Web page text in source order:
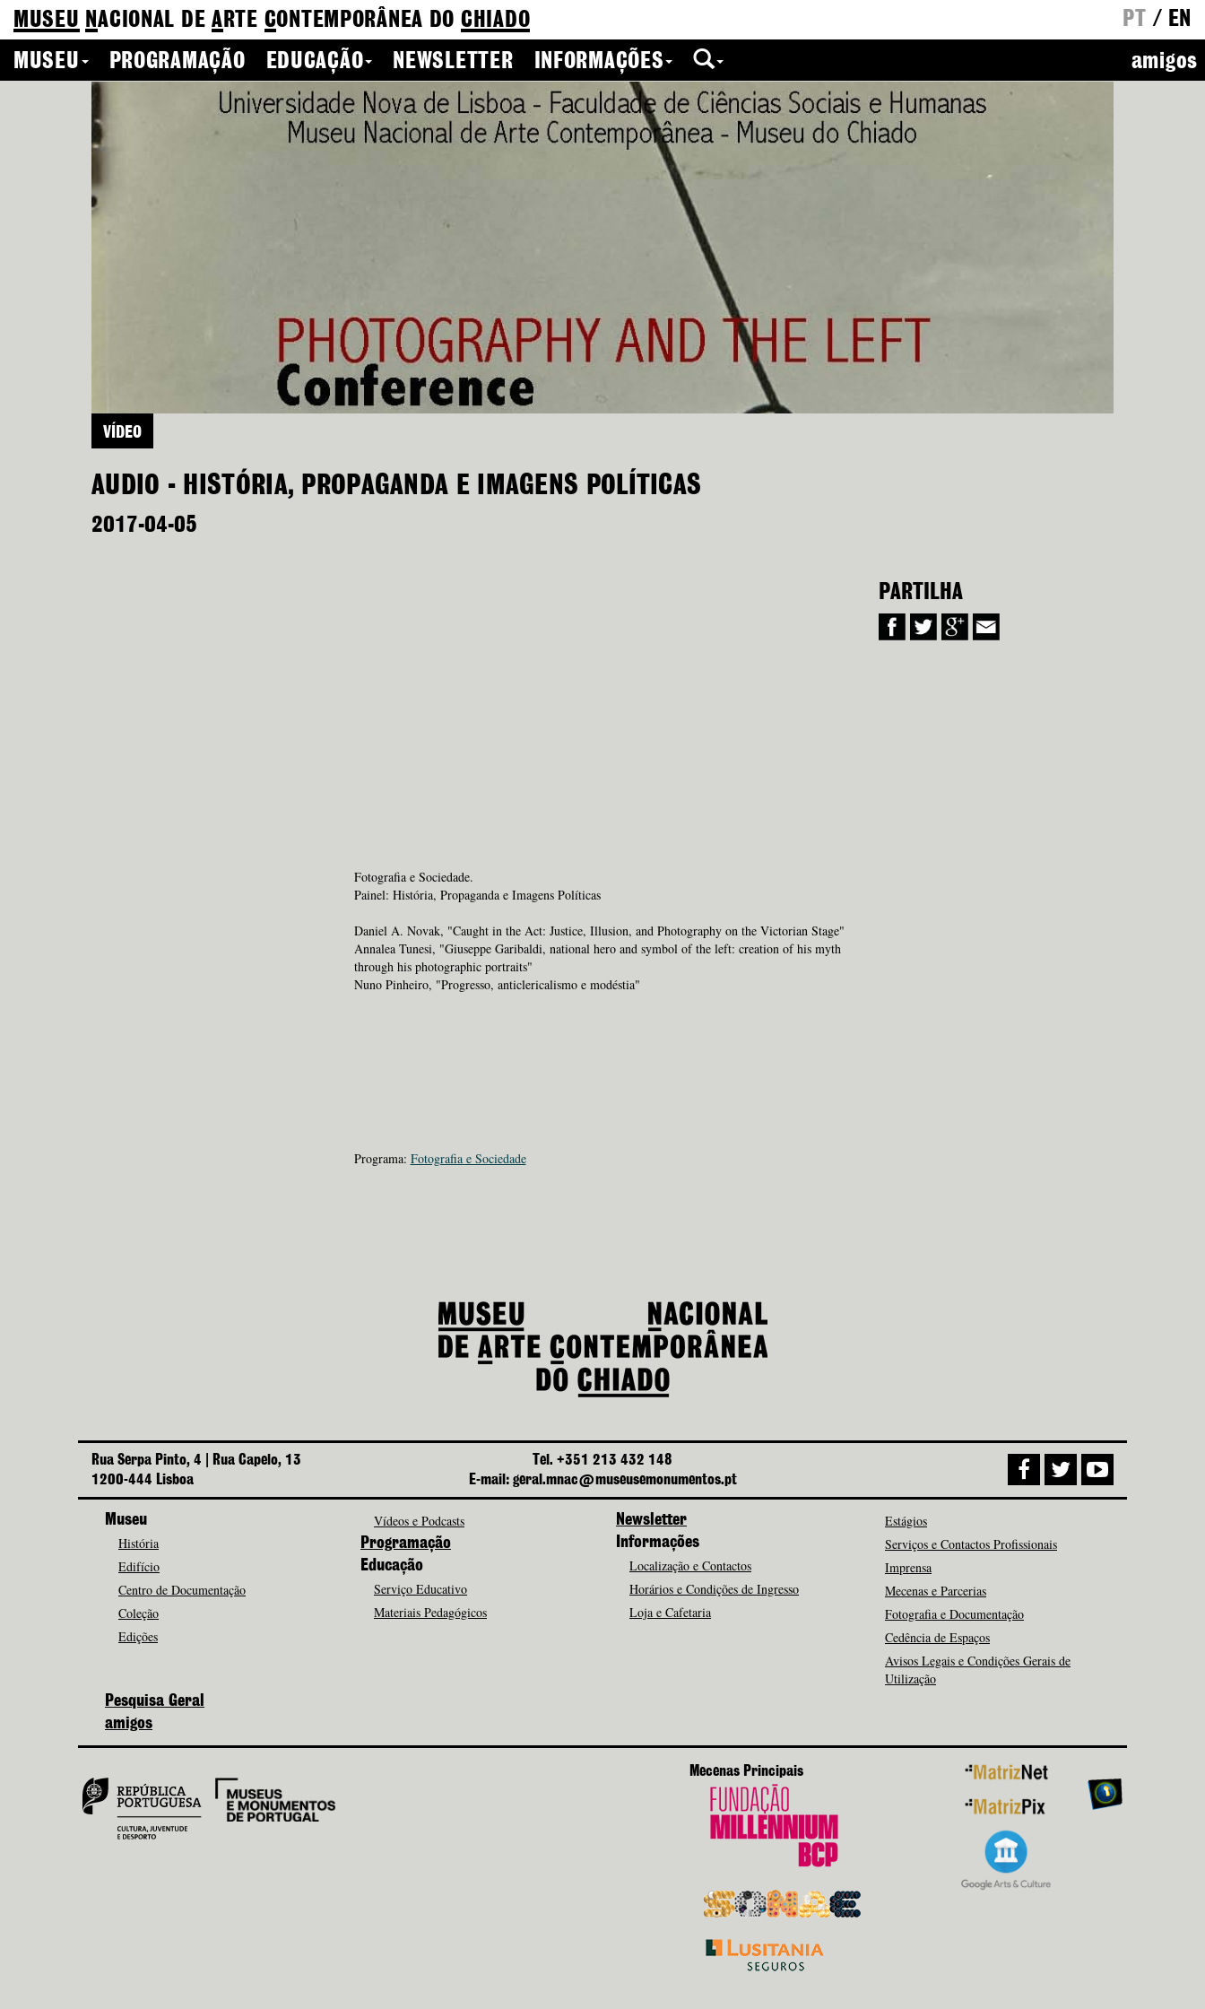
MUSEU NACIONAL DEA RTE CONTEMPORÂNEA DO CHIADO PT / EN
MUSEU
PROGRAMAÇÃO EDUCAÇÃO NEWSLETTER INFORMAÇÕES amigos
VÍDEO
AUDIO - HISTÓRIA, PROPAGANDA E IMAGENS POLÍTICAS
2017-04-05
Fotografia e Sociedade.
Painel: História, Propaganda e Imagens Políticas
Daniel A. Novak, "Caught in the Act: Justice, Illusion, and Photography on the Victorian Stage"
Annalea Tunesi, "Giuseppe Garibaldi, national hero and symbol of the left: creation of his myth
through his photographic portraits"
Nuno Pinheiro, "Progresso, anticlericalismo e modéstia"
Programa: Fotografia e Sociedade
PARTILHA
Rua Serpa Pinto, 4 | Rua Capelo, 13
1200-444 Lisboa
Tel. +351 213 432 148
E-mail: geral.mnac@museusemonumentos.pt
Museu
História
Edifício
Centro de Documentação
Coleção
Edições
Vídeos e Podcasts
Programação
Educação
Serviço Educativo
Materiais Pedagógicos
Newsletter
Informações
Localização e Contactos
Horários e Condições de Ingresso
Loja e Cafetaria
Estágios
Serviços e Contactos Profissionais
Imprensa
Mecenas e Parcerias
Fotografia e Documentação
Cedência de Espaços
Avisos Legais e Condições Gerais de
Utilização
Pesquisa Geral
amigos
Mecenas Principais